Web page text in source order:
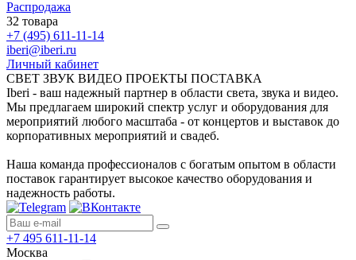
Распродажа
32 товара
+7 (495) 611-11-14
iberi@iberi.ru
Личный кабинет
СВЕТ ЗВУК ВИДЕО ПРОЕКТЫ ПОСТАВКА
Iberi - ваш надежный партнер в области света, звука и видео.
Мы предлагаем широкий спектр услуг и оборудования для
мероприятий любого масштаба - от концертов и выставок до
корпоративных мероприятий и свадеб.
Наша команда профессионалов с богатым опытом в области
поставок гарантирует высокое качество оборудования и
надежность работы.
+7 495 611-11-14
Москва